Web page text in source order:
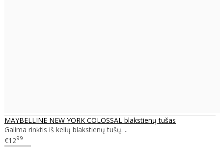
MAYBELLINE NEW YORK COLOSSAL blakstienų tušas
Galima rinktis iš kelių blakstienų tušų. ..
€1299